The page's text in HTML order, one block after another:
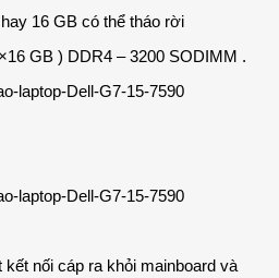
16 GB có thể tháo rời
GB ) DDR4 – 3200 SODIMM .
kết nối cáp ra khỏi mainboard và